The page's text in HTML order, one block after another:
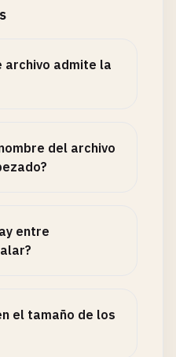
archivo admite la
del archivo
entre
el tamaño de los